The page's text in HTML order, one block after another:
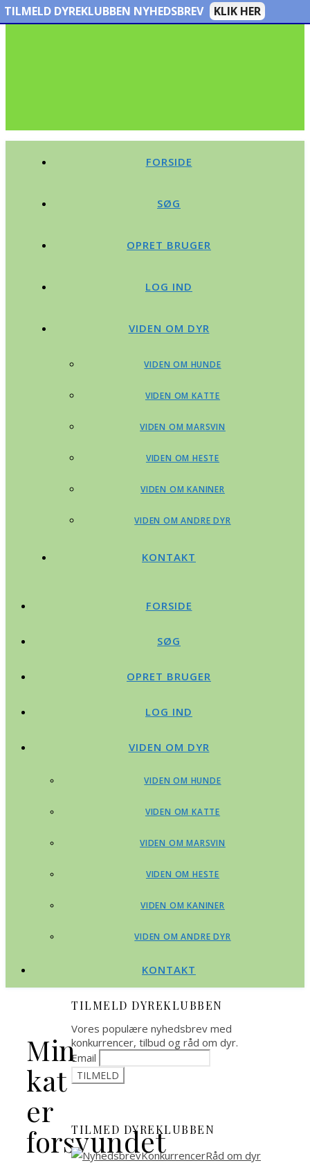
FORSIDE
SØG
OPRET BRUGER
LOG IND
VIDEN OM DYR
VIDEN OM HUNDE
VIDEN OM KATTE
VIDEN OM MARSVIN
VIDEN OM HESTE
VIDEN OM KANINER
VIDEN OM ANDRE DYR
KONTAKT
FORSIDE
SØG
OPRET BRUGER
LOG IND
VIDEN OM DYR
VIDEN OM HUNDE
VIDEN OM KATTE
VIDEN OM MARSVIN
VIDEN OM HESTE
VIDEN OM KANINER
VIDEN OM ANDRE DYR
KONTAKT
Min
kat
er
forsvundet
TILMELD DYREKLUBBEN
Vores populære nyhedsbrev med
konkurrencer, tilbud og råd om dyr.
Email
TILMED DYREKLUBBEN
TILMELD DYREKLUBBEN NYHEDSBREV KLIK HER